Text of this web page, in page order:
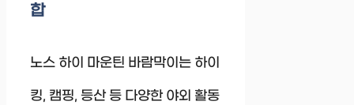
합
노스 하이 마운틴 바람막이는 하이
킹, 캠핑, 등산 등 다양한 야외 활동